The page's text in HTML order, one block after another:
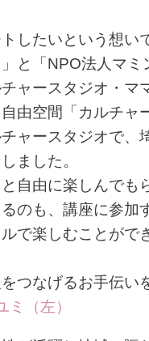
したいという想
と「NPO法人マ
ャースタジオ・マ
由空間「カルチャ
ャースタジオで
ました。
自由に楽しんでも
のも、講座に参加
で楽しむことがで
つなげるお手伝い
（左）